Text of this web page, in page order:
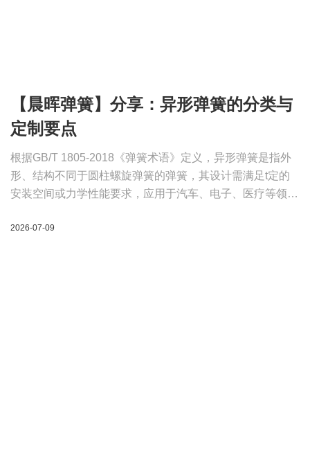
【晨晖弹簧】分享：异形弹簧的分类与
定制要点
根据GB/T 1805-2018《弹簧术语》定义，异形弹簧是指外
形、结构不同于圆柱螺旋弹簧的弹簧，其设计需满足t定的
安装空间或力学性能要求，应用于汽车、电子、医疗等领
其定制流程需遵循行业通用技术规范。
2026-07-09